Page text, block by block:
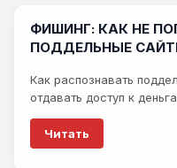
ФИШИНГ: КАК НЕ
ПОДДЕЛЬНЫЕ
Как распознавать
отдавать доступ к
Читать